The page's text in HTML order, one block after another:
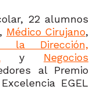
22 alumnos
, Médico Cirujano,
la Dirección,
y Negocios
al Premio
EGEL